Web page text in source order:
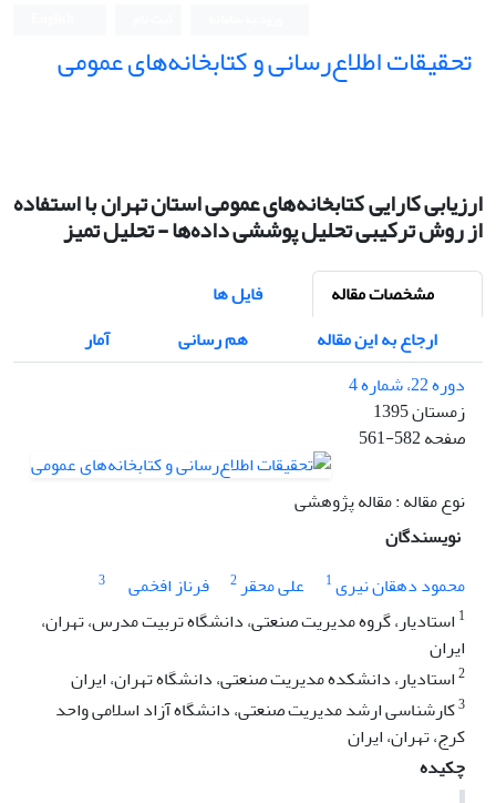
تحقیقات اطلاع‌رسانی و کتابخانه‌های عمومی
ارزیابی کارایی کتابخانه‌های عمومی استان تهران با استفاده
از روش ترکیبی تحلیل پوششی داده‌ها - تحلیل تمیز
مشخصات مقاله
فایل ها
ارجاع به این مقاله
هم رسانی
آمار
دوره 22، شماره 4
زمستان 1395
صفحه561-582
نوع مقاله : مقاله پژوهشی
نویسندگان
محمود دهقان نیری1 علی محقر2 فرناز افخمی
3
1 استادیار، گروه مدیریت صنعتی، دانشگاه تربیت مدرس، تهران،
ایران
2استادیار، دانشکده مدیریت صنعتی، دانشگاه تهران، ایران
3کارشناسی ارشد مدیریت صنعتی، دانشگاه آزاد اسلامی واحد
کرج، تهران، ایران
چکیده